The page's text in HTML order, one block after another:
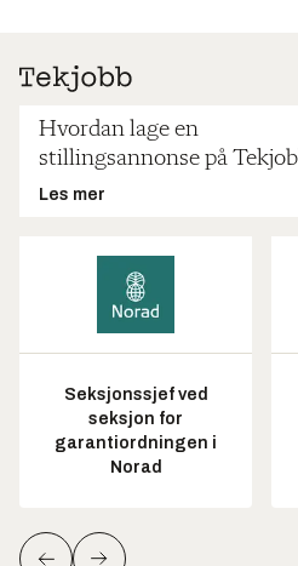
Hvordan lage en
stillingsannonse på
Les mer
Seksjonssjef ved
seksjon for
garantiordningen i
Norad